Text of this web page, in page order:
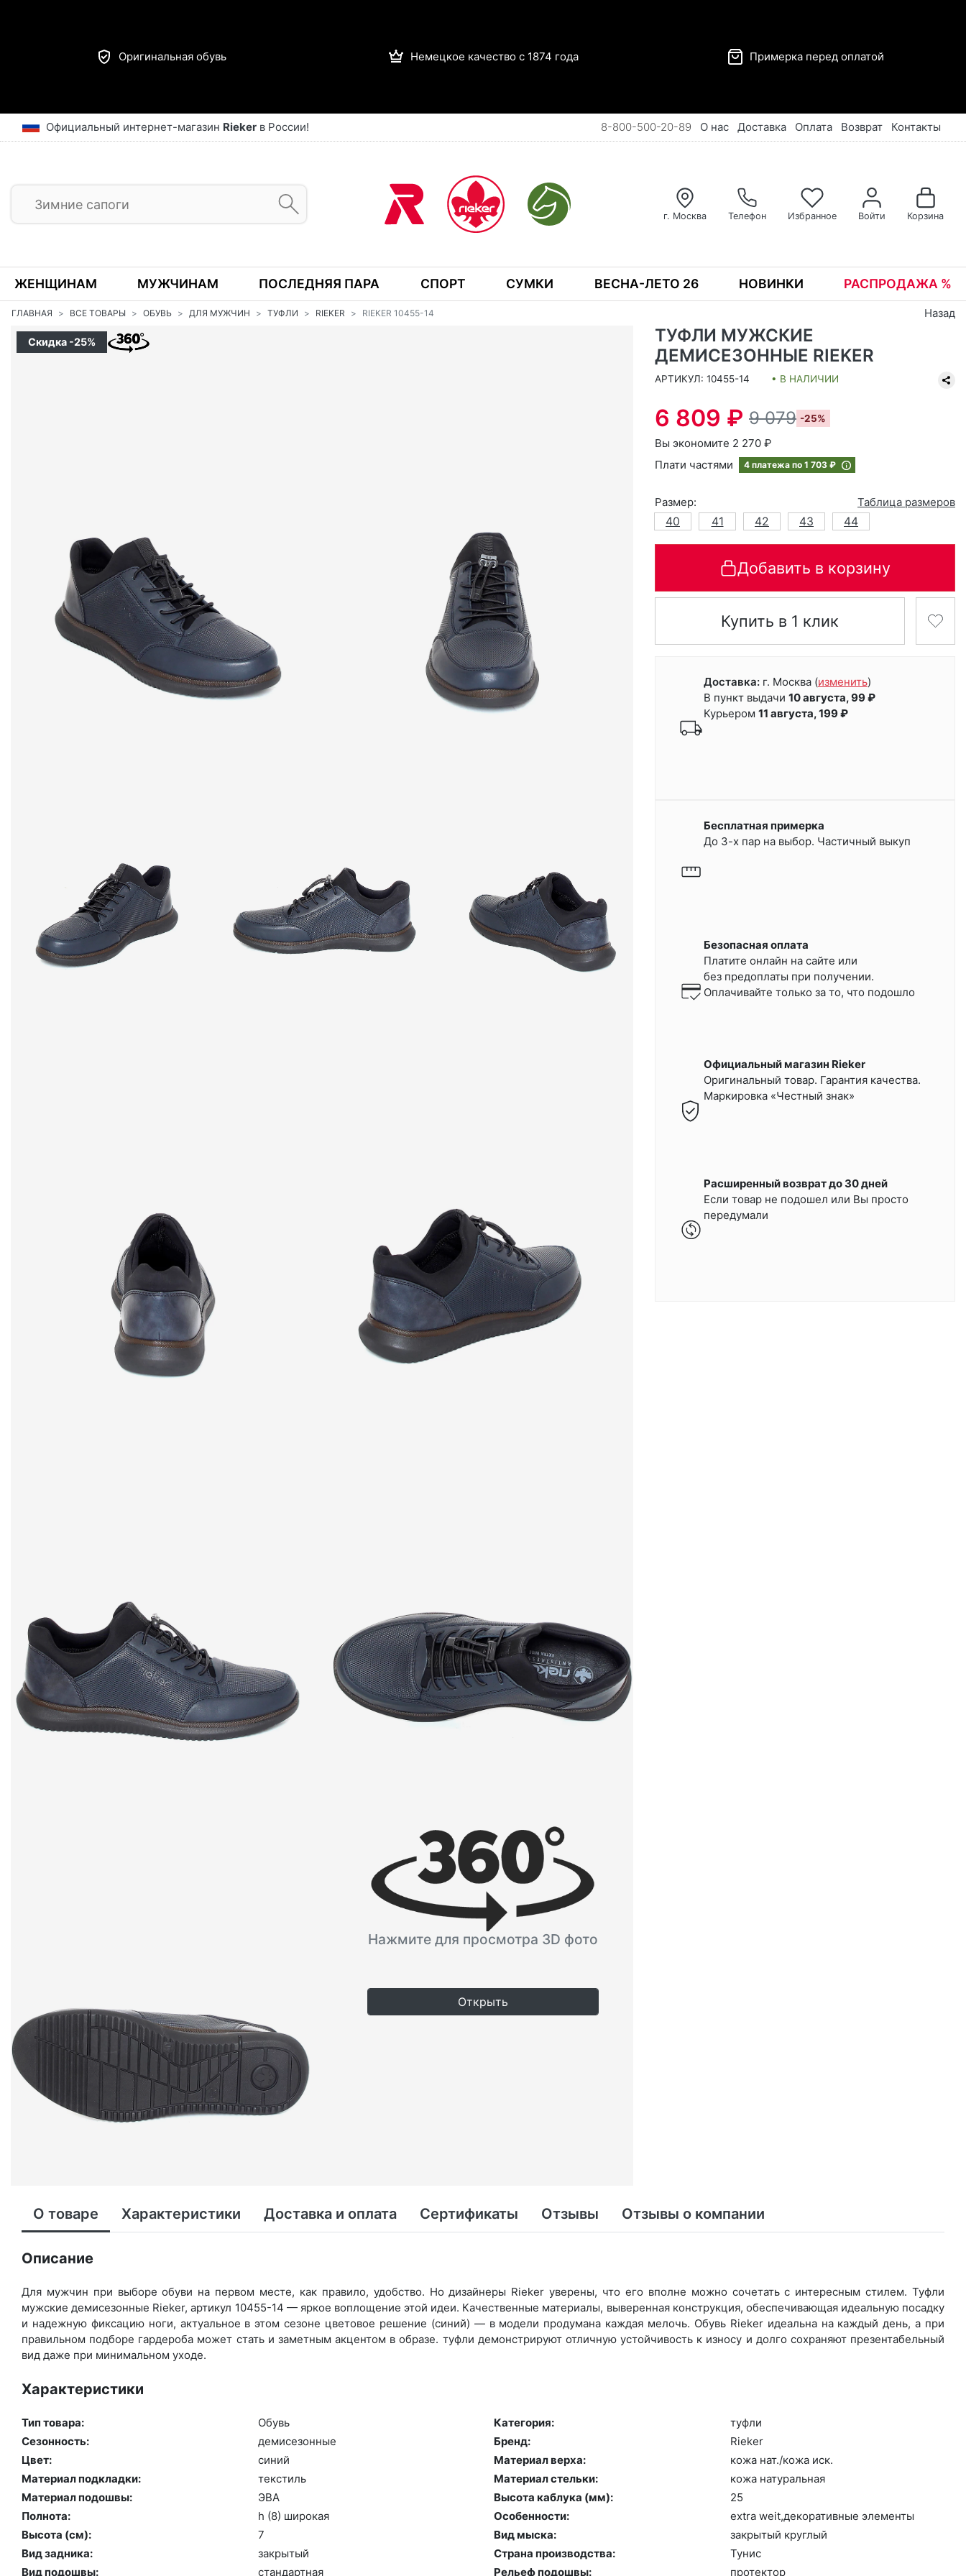
Оригинальная обувь Немецкое качество с 1874 года Примерка перед оплатой
Официальный интернет-магазин Rieker в России! 8-800-500-20-89 О нас Доставка Оплата Возврат Контакты
г. Москва Телефон Избранное Войти Корзина
ЖЕНЩИНАМ МУЖЧИНАМ ПОСЛЕДНЯЯ ПАРА СПОРТ СУМКИ ВЕСНА-ЛЕТО 26 НОВИНКИ РАСПРОДАЖА %
ГЛАВНАЯ ВСЕ ТОВАРЫ ОБУВЬ ДЛЯ МУЖЧИН ТУФЛИ RIEKER RIEKER 10455-14 Назад
Скидка -25%
Нажмите для просмотра 3D фото
Открыть
ТУФЛИ МУЖСКИЕ
ДЕМИСЕЗОННЫЕ RIEKER
АРТИКУЛ: 10455-14 • В НАЛИЧИИ
6 809 ₽ 9 079 -25%
Вы экономите 2 270 ₽
Плати частями
4 платежа по 1 703 ₽
Размер:
Таблица размеров
40
41 42 43 44
Добавить в корзину
Купить в 1 клик
Доставка: г. Москва (изменить)
В пункт выдачи 10 августа, 99 ₽
Курьером 11 августа, 199 ₽
Бесплатная примерка
До 3-х пар на выбор. Частичный выкуп
Безопасная оплата
Платите онлайн на сайте или
без предоплаты при получении.
Оплачивайте только за то, что подошло
Официальный магазин Rieker
Оригинальный товар. Гарантия качества.
Маркировка «Честный знак»
Расширенный возврат до 30 дней
Если товар не подошел или Вы просто
передумали
О товаре Характеристики Доставка и оплата Сертификаты Отзывы Отзывы о компании
Описание
Для мужчин при выборе обуви на первом месте, как правило, удобство. Но дизайнеры Rieker уверены, что его вполне можно сочетать с интересным стилем. Туфли
мужские демисезонные Rieker, артикул 10455-14 — яркое воплощение этой идеи. Качественные материалы, выверенная конструкция, обеспечивающая идеальную посадку
и надежную фиксацию ноги, актуальное в этом сезоне цветовое решение (синий) — в модели продумана каждая мелочь. Обувь Rieker идеальна на каждый день, а при
правильном подборе гардероба может стать и заметным акцентом в образе. туфли демонстрируют отличную устойчивость к износу и долго сохраняют презентабельный
вид даже при минимальном уходе.
Характеристики
Тип товара: Обувь Категория:
туф­ли
Сезонность:
де­мисе­зон­ные Бренд:
Ri­eker
Цвет:
си­ний Материал верха:
ко­жа нат./ко­жа иск.
Материал подкладки:
текс­тиль Материал стельки:
ко­жа на­тураль­ная
Материал подошвы:
ЭВА Высота каблука (мм):
25
Полнота:
h (8) ши­рокая Особенности:
ext­ra we­it,де­кора­тив­ные эле­мен­ты
Высота (cм):
7 Вид мыска:
зак­ры­тый круг­лый
Вид задника:
зак­ры­тый Страна производства:
Ту­нис
Вид подошвы:
стан­дарт­ная Рельеф подошвы: про­тек­тор